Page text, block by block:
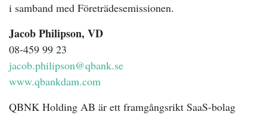
i samband med Företrädesemissionen.
Jacob Philipson, VD
08-459 99 23
jacob.philipson@qbank.se
www.qbankdam.com
QBNK Holding AB är ett framgångsrikt SaaS-bolag